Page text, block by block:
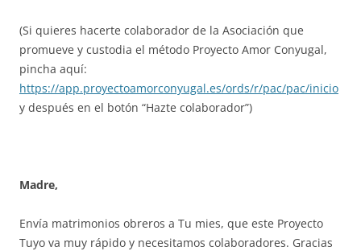
(Si quieres hacerte colaborador de la Asociación que
promueve y custodia el método Proyecto Amor Conyugal,
pincha aquí:
https://app.proyectoamorconyugal.es/ords/r/pac/pac/inicio
y después en el botón “Hazte colaborador”)
Madre,
Envía matrimonios obreros a Tu mies, que este Proyecto
Tuyo va muy rápido y necesitamos colaboradores. Gracias